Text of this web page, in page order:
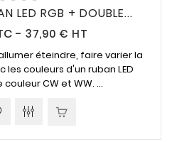
LED RGB + DOUBLE...
- 37,90 € HT
éteindre, faire varier la
couleurs d'un ruban LED
CW et WW. ...